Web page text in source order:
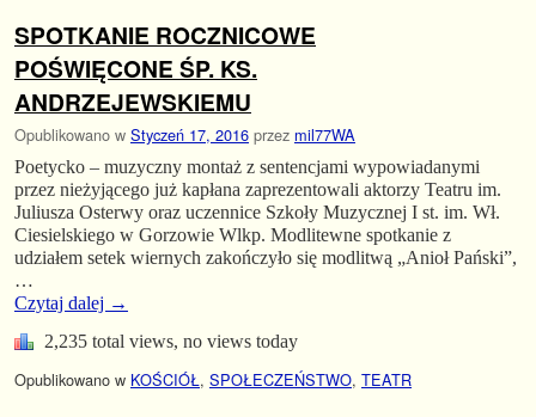
SPOTKANIE ROCZNICOWE
POŚWIĘCONE ŚP. KS.
ANDRZEJEWSKIEMU
Opublikowano w Styczeń 17, 2016 przez mil77WA
Poetycko – muzyczny montaż z sentencjami wypowiadanymi
przez nieżyjącego już kapłana zaprezentowali aktorzy Teatru im.
Juliusza Osterwy oraz uczennice Szkoły Muzycznej I st. im. Wł.
Ciesielskiego w Gorzowie Wlkp. Modlitewne spotkanie z
udziałem setek wiernych zakończyło się modlitwą „Anioł Pański”,
…
Czytaj dalej →
2,235 total views, no views today
Opublikowano w KOŚCIÓŁ , SPOŁECZEŃSTWO, TEATR